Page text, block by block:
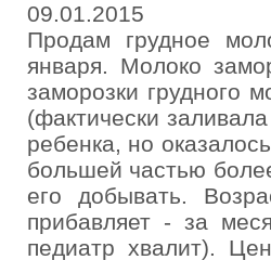
09.01.2015
Продам грудное
января. Молоко
заморозки грудного
(фактически
ребенка, но
большей частью
его добывать.
прибавляет - за
педиатр хвалит).